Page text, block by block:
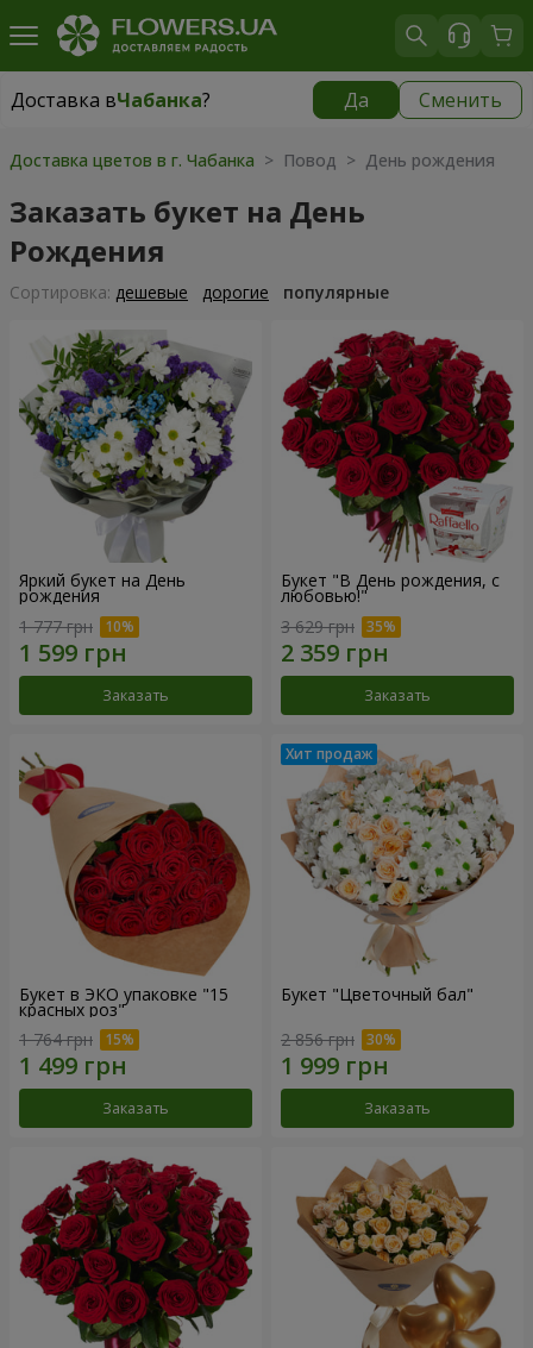
Доставка вЧабанка? Да Сменить
Доставка вЧабанка|
Доставка цветов в г. Чабанка > Повод > День рождения
Заказать букет на День
Рождения
Cортировка: дешевые дорогие популярные
Яркий букет на День
рождения
1 777 грн
Заказать
Букет "В День рождения, с
любовью!"
3 629 грн
Заказать
Букет в ЭКО упаковке "15
красных роз"
1 764 грн
Заказать
Букет "Цветочный бал"
2 856 грн
Заказать